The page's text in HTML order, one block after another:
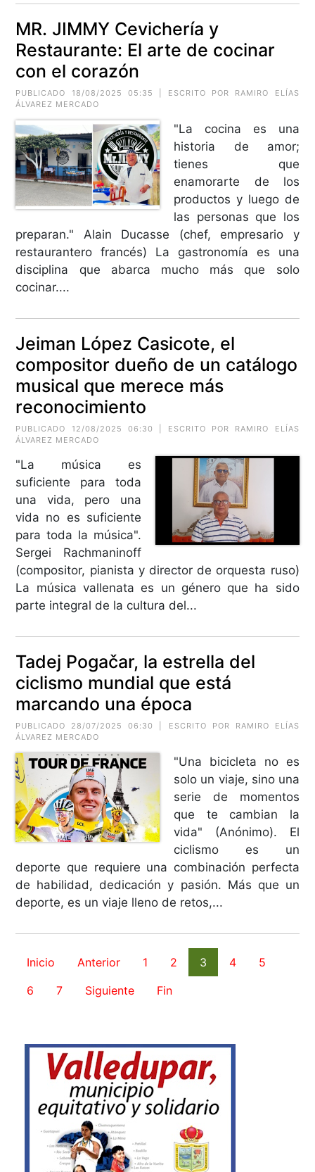
MR. JIMMY Cevichería y
Restaurante: El arte de cocinar
con el corazón
PUBLICADO 18/08/2025 05:35 | ESCRITO POR RAMIRO ELÍAS
ÁLVAREZ MERCADO
"La cocina es una
historia de amor;
tienes que
enamorarte de los
productos y luego de
las personas que los
preparan." Alain Ducasse (chef, empresario y
restaurantero francés) La gastronomía es una
disciplina que abarca mucho más que solo
cocinar....
Jeiman López Casicote, el
compositor dueño de un catálogo
musical que merece más
reconocimiento
PUBLICADO 12/08/2025 06:30 | ESCRITO POR RAMIRO ELÍAS
ÁLVAREZ MERCADO
"La música es
suficiente para toda
una vida, pero una
vida no es suficiente
para toda la música".
Sergei Rachmaninoff
(compositor, pianista y director de orquesta ruso)
La música vallenata es un género que ha sido
parte integral de la cultura del...
Tadej Pogačar, la estrella del
ciclismo mundial que está
marcando una época
PUBLICADO 28/07/2025 06:30 | ESCRITO POR RAMIRO ELÍAS
ÁLVAREZ MERCADO
"Una bicicleta no es
solo un viaje, sino una
serie de momentos
que te cambian la
vida" (Anónimo). El
ciclismo es un
deporte que requiere una combinación perfecta
de habilidad, dedicación y pasión. Más que un
deporte, es un viaje lleno de retos,...
Inicio Anterior 1 2 3 4
5
6
7 Siguiente Fin